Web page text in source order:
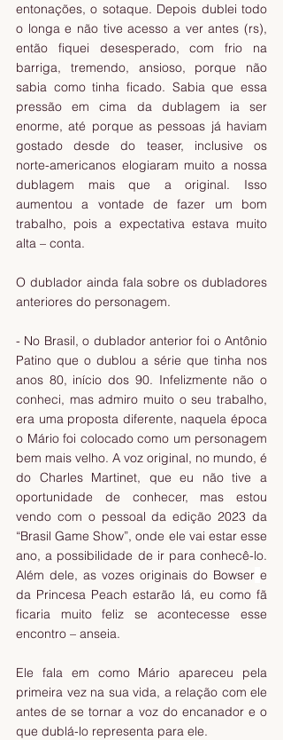
entonações, o sotaque. Depois dublei todo
o longa e não tive acesso a ver antes (rs),
então fiquei desesperado, com frio na
barriga, tremendo, ansioso, porque não
sabia como tinha ficado. Sabia que essa
pressão em cima da dublagem ia ser
enorme, até porque as pessoas já haviam
gostado desde do teaser, inclusive os
norte-americanos elogiaram muito a nossa
dublagem mais que a original. Isso
aumentou a vontade de fazer um bom
trabalho, pois a expectativa estava muito
alta – conta.
O dublador ainda fala sobre os dubladores
anteriores do personagem.
- No Brasil, o dublador anterior foi o Antônio
Patino que o dublou a série que tinha nos
anos 80, início dos 90. Infelizmente não o
conheci, mas admiro muito o seu trabalho,
era uma proposta diferente, naquela época
o Mário foi colocado como um personagem
bem mais velho. A voz original, no mundo, é
do Charles Martinet, que eu não tive a
oportunidade de conhecer, mas estou
vendo com o pessoal da edição 2023 da
“Brasil Game Show”, onde ele vai estar esse
ano, a possibilidade de ir para conhecê-lo.
Além dele, as vozes originais do Bowser e
da Princesa Peach estarão lá, eu como fã
ficaria muito feliz se acontecesse esse
encontro – anseia.
Ele fala em como Mário apareceu pela
primeira vez na sua vida, a relação com ele
antes de se tornar a voz do encanador e o
que dublá-lo representa para ele.